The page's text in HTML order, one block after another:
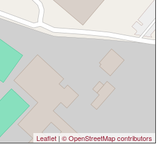
Leaflet | © OpenStreetMap contributors